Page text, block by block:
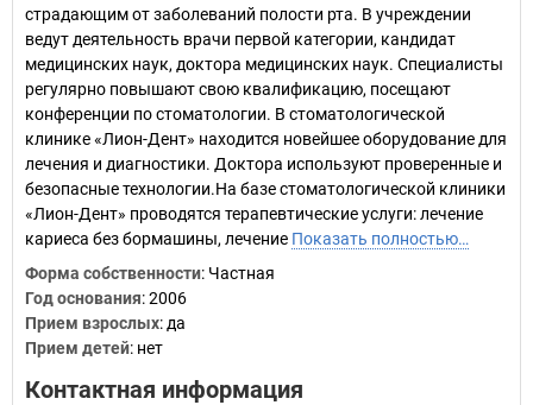
страдающим от заболеваний полости рта. В учреждении
ведут деятельность врачи первой категории, кандидат
медицинских наук, доктора медицинских наук. Специалисты
регулярно повышают свою квалификацию, посещают
конференции по стоматологии. В стоматологической
клинике «Лион-Дент» находится новейшее оборудование для
лечения и диагностики. Доктора используют проверенные и
безопасные технологии.На базе стоматологической клиники
«Лион-Дент» проводятся терапевтические услуги: лечение
кариеса без бормашины, лечение Показать полностью…
Форма собственности: Частная
Год основания:2006
Прием взрослых: да
Прием детей: нет
Контактная информация